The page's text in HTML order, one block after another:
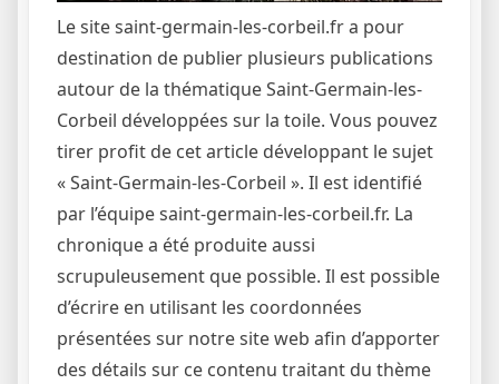
Le site saint-germain-les-corbeil.fr a pour
destination de publier plusieurs publications
autour de la thématique Saint-Germain-les-
Corbeil développées sur la toile. Vous pouvez
tirer profit de cet article développant le sujet
« Saint-Germain-les-Corbeil ». Il est identifié
par l’équipe saint-germain-les-corbeil.fr. La
chronique a été produite aussi
scrupuleusement que possible. Il est possible
d’écrire en utilisant les coordonnées
présentées sur notre site web afin d’apporter
des détails sur ce contenu traitant du thème